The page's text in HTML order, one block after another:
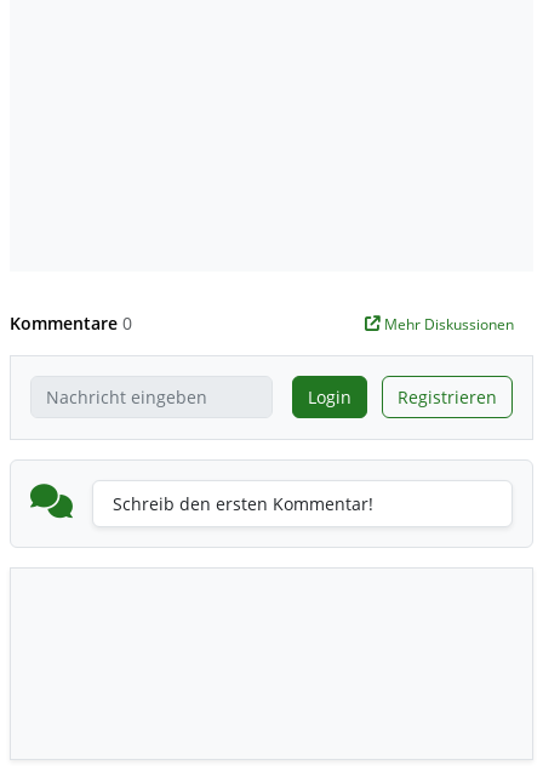
Kommentare 0 Mehr Diskussionen
Login Registrieren
Schreib den ersten Kommentar!